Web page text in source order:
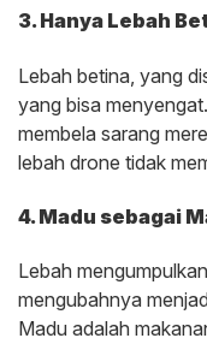
3. Hanya Lebah
Lebah betina, yang
yang bisa
membela sarang
lebah drone tidak
4. Madu sebagai
Lebah
mengubahnya
Madu adalah